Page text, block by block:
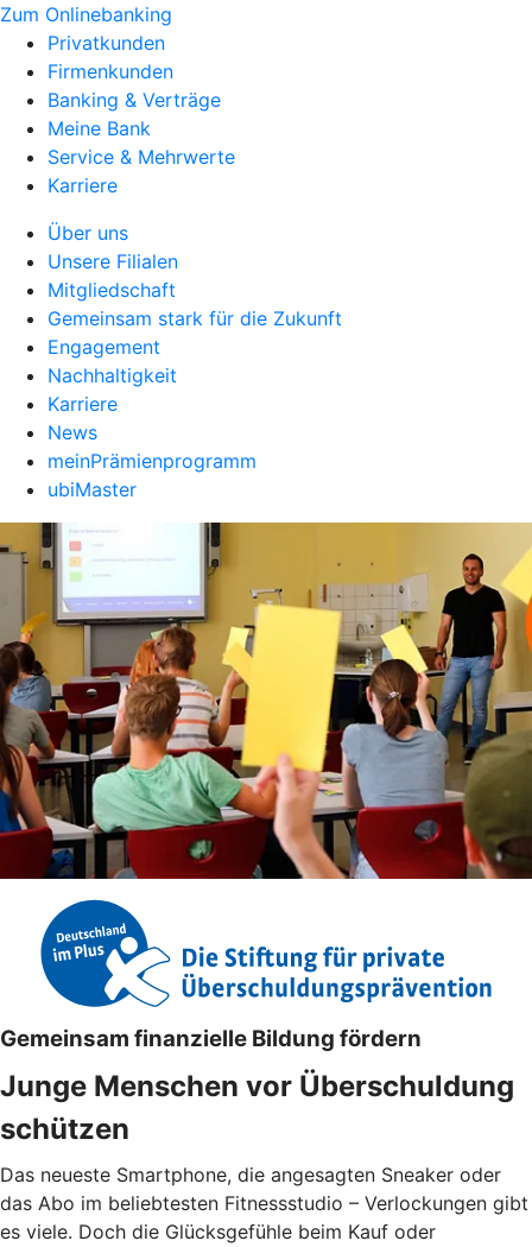
Zum Onlinebanking
Privatkunden
Firmenkunden
Banking & Verträge
Meine Bank
Service & Mehrwerte
Karriere
Über uns
Unsere Filialen
Mitgliedschaft
Gemeinsam stark für die Zukunft
Engagement
Nachhaltigkeit
Karriere
News
meinPrämienprogramm
ubiMaster
Gemeinsam finanzielle Bildung fördern
Junge Menschen vor Überschuldung
schützen
Das neueste Smartphone, die angesagten Sneaker oder
das Abo im beliebtesten Fitnessstudio – Verlockungen gibt
es viele. Doch die Glücksgefühle beim Kauf oder